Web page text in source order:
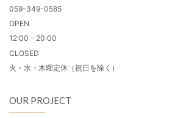
059-349-0585
OPEN
12:00 - 20:00
CLOSED
火・水・木曜定休（祝日を除く）
OUR PROJECT